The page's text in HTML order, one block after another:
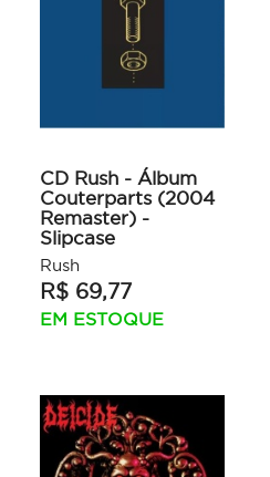
CD Rush - Álbum
Couterparts (2004
Remaster) -
Slipcase
Rush
R$ 69,77
EM ESTOQUE